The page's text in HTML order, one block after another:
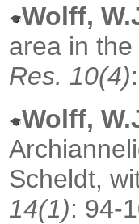
Wolff,
area in
Res. 10(4)
Wolff,
Scheldt,
14(1): 94-